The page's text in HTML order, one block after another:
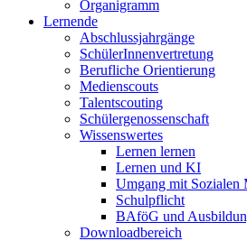
Organigramm
Lernende
Abschlussjahrgänge
SchülerInnenvertretung
Berufliche Orientierung
Medienscouts
Talentscouting
Schüler­genossen­schaft
Wissenswertes
Lernen lernen
Lernen und KI
Umgang mit Sozialen
Schulpflicht
BAföG und
Downloadbereich